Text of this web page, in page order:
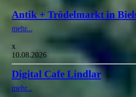
Antik + Trödelmarkt in
mehr...
x
10.08.2026
Digital Cafe Lindlar
mehr...